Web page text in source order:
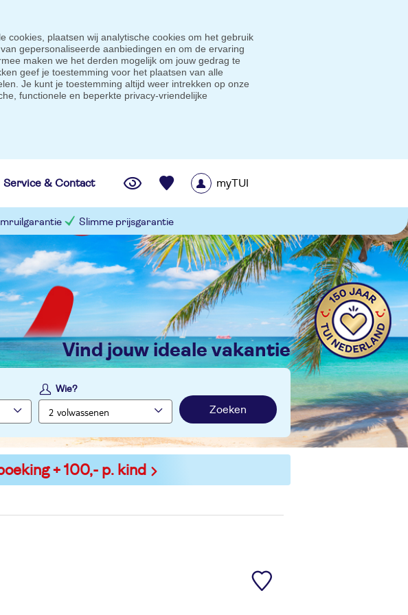
cookies, plaatsen wij analytische cookies om het gebruik
gepersonaliseerde aanbiedingen en om de ervaring
maken we het derden mogelijk om jouw gedrag te
geef je toestemming voor het plaatsen van alle
Je kunt je toestemming altijd weer intrekken op onze
functionele en beperkte privacy-vriendelijke
Service & Contact myTUI
Slimme prijsgarantie
vind jouw ideale vakantie
Wie?
Zoeken
+ 100,- p. kind